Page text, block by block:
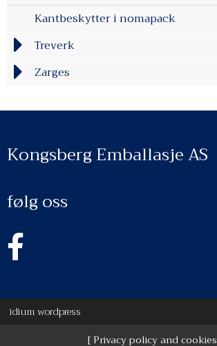
Kantbeskytter i nomapack
Treverk
Zarges
Kongsberg Emballasje AS
følg oss
idiumwordpress
Privacy policy and cookies